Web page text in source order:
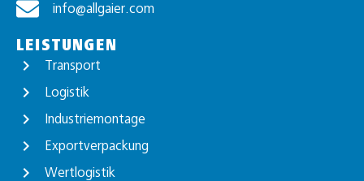
info@allgaier.com
LEISTUNGEN
Transport
Logistik
Industriemontage
Exportverpackung
Wertlogistik